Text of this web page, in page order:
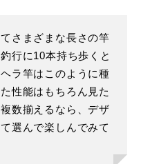
さまざまな長さの竿
行に10本持ち歩くと
ラ竿はこのように種
性能はもちろん見た
数揃えるなら、デザ
選んで楽しんでみて